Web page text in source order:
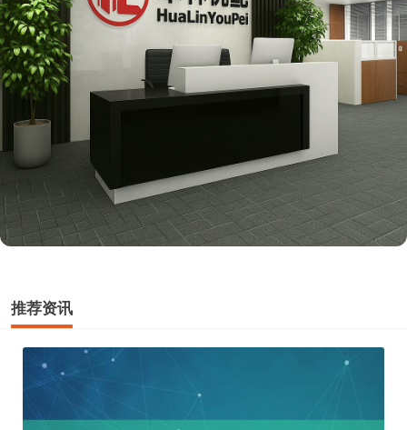
推荐资讯